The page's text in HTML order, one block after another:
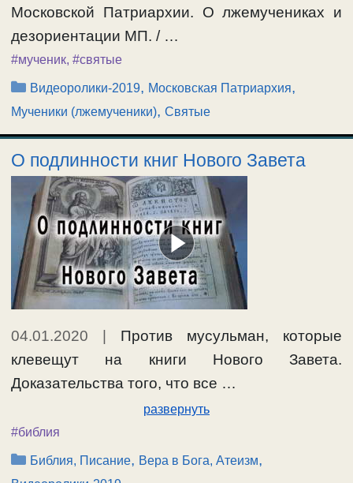
Московской Патриархии. О лжемучениках и
дезориентации МП. / …
#мученик, #святые
Рубрики
Видеоролики-2019, Московская Патриархия,
Мученики (лжемученики), Святые
О подлинности книг Нового Завета
04.01.2020 | Против мусульман, которые
клевещут на книги Нового Завета.
Доказательства того, что все …
развернуть
#библия
Рубрики
Библия, Писание, Вера в Бога, Атеизм,